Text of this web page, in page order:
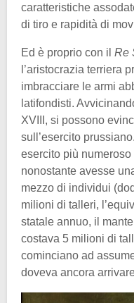
caratteristiche
di tiro e rapidità di
Ed è proprio con il Re
l’aristocrazia terriera
imbracciare le armi
latifondisti.
XVIII, si possono
sull’esercito
esercito più numeroso
nonostante avesse
mezzo di individui
milioni di talleri,
statale annuo, il
costava 5 milioni di
cominciano ad
doveva ancora